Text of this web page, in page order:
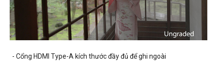
- Cổng HDMI Type-A kích thước đầy đủ để ghi ngoài